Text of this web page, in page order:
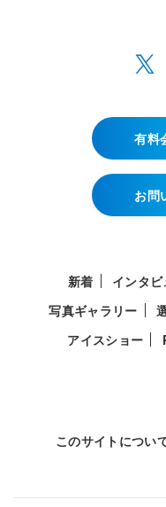
有料
お問
新着 インタ
写真ギャラリー
アイスショー
このサイトについ